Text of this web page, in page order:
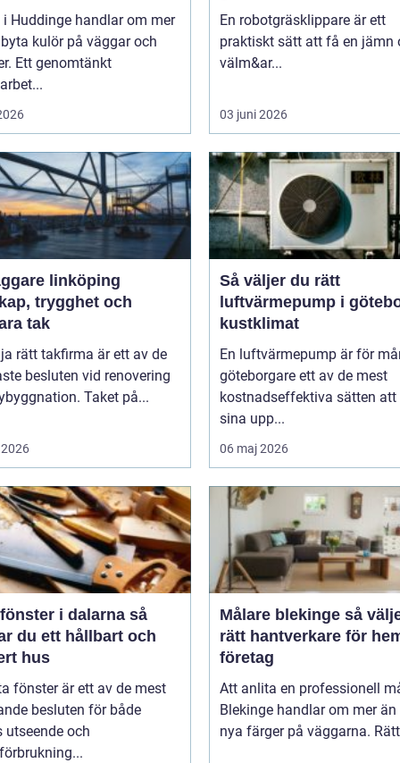
Huddinge handlar om mer
kulör på väggar och
Ett genomtänkt
En robotgräsklippare är ett
praktiskt sätt att få en jämn
välm&ar...
03 juni 2026
linköping
trygghet och
tak
rätt takfirma är ett av de
besluten vid renovering
Taket på...
Så väljer du rätt
luftvärmepump i
kustklimat
En luftvärmepump är för
göteborgare ett av de mest
kostnadseffektiva sätten att
sina upp...
06 maj 2026
i dalarna så
du ett hållbart och
hus
fönster är ett av de mest
besluten för både
utseende och
Målare blekinge så väljer du
rätt hantverkare för
företag
Att anlita en professionell
Blekinge handlar om mer
nya färger på väggarna.